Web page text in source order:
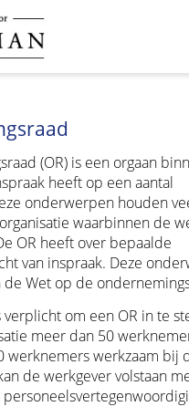
(OR) is een orgaan
heeft op een aantal
onderwerpen houden
waarbinnen de
OR heeft over bepaalde
van inspraak. Deze
de Wet op de
verplicht om een OR in te
meer dan 50
werknemers werkzaam bij
de werkgever volstaan